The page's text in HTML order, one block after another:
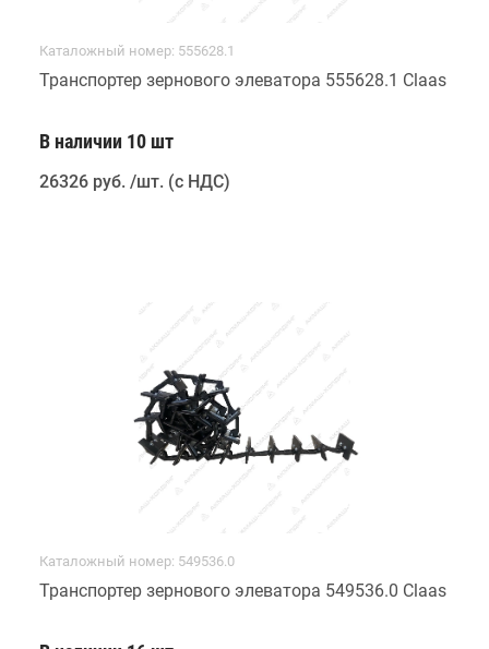
Каталожный номер: 555628.1
Транспортер зернового элеватора 555628.1 Claas
В наличии 10 шт
26326 руб. /шт. (с НДС)
Каталожный номер: 549536.0
Транспортер зернового элеватора 549536.0 Claas